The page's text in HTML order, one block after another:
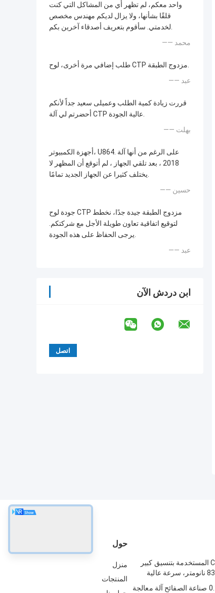
واحد معكم، لم تظهر أي من المشاكل التي كنت
قلقًا بشأنها، ولا يزال لديكم مهندس مخصص
لخدمتي. سأقوم بتعريف أصدقاء آخرين بكم.
—— محمد
طلب إضافي مرة أخرى، لوح CTP مزدوج الطبقة.
—— عبد
قررت زيادة كمية الطلب وعميلى سعيد جداً لأنكم
أحضرتم لي آلة CTP عالية الجودة.
—— بهلت
أجهزة الكمبيوتر، U864. على الرغم من أنها آلة
2018 ، بعد تلقي الجهاز ، لم أتوقع أن المظهر لا
يختلف كثيرا عن الجهاز الجديد تمامًا.
—— حسين
جودة لوح CTP مزدوج الطبقة جيدة جدًا، نخطط
لتوقيع اتفاقية تعاون طويلة الأجل مع شركتكم.
يرجى الحفاظ على هذه الجودة.
—— عبد
ابن دردش الآن
حول
منزل
المنتجات
آلة صنع ألواح CTP المستخدمة بتنسيق كبير
0.15-0.4mm CTP صناعة الصفائح آلة معالجة